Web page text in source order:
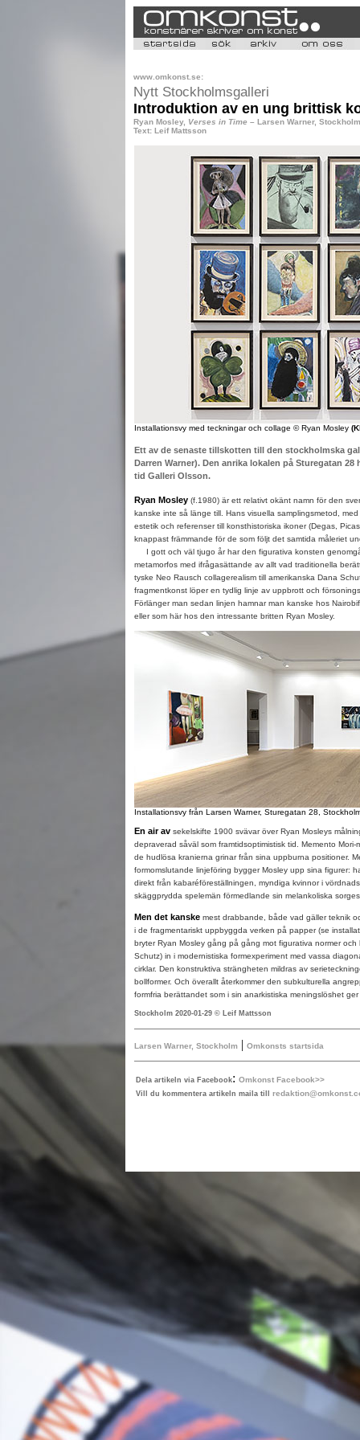
www.omkonst.se:
Nytt Stockholmsgalleri
Introduktion av en ung brittisk
Ryan Mosley, Verses in Time – Larsen Warner,
Text: Leif Mattsson
Installationsvy med teckningar och collage © Ryan Mosley
Ett av de senaste tillskotten till den stockholmska
Darren Warner). Den anrika lokalen på Sturegatan
tid Galleri Olsson.
Ryan Mosley(f.1980) är ett relativt okänt namn för den
kanske inte så länge till. Hans visuella samplingsmetod,
estetik och referenser till konsthistoriska ikoner (Degas,
knappast främmande för de som följt det samtida måleriet
I gott och väl tjugo år har den figurativa konsten
metamorfos med ifrågasättande av allt vad traditionella
tyske Neo Rausch collagerealism till amerikanska Dana
fragmentkonst löper en tydlig linje av uppbrott och
Förlänger man sedan linjen hamnar man kanske hos
eller som här hos den intressante britten Ryan Mosley.
Installationsvy från Larsen Warner, Sturegatan 28,
En air avsekelskifte 1900 svävar över Ryan Mosleys
depraverad såväl som framtidsoptimistisk tid. Memento Mori-
de hudlösa kranierna grinar från sina uppburna positioner.
formomslutande linjeföring bygger Mosley upp sina figurer:
direkt från kabaréföreställningen, myndiga kvinnor i
skäggprydda spelemän förmedlande sin melankoliska
Men det kanske mest drabbande, både vad gäller teknik
i de fragmentariskt uppbyggda verken på papper (se
bryter Ryan Mosley gång på gång mot figurativa normer och
Schutz) in i modernistiska formexperiment med vassa
cirklar. Den konstruktiva strängheten mildras av
bollformer. Och överallt återkommer den subkulturella
formfria berättandet som i sin anarkistiska meningslöshet
Stockholm 2020-01-29 © Leif Mattsson
Larsen Warner, Stockholm| Omkonsts startsida
Dela artikeln via Facebook: Omkonst Facebook>>
Vill du kommentera artikeln maila till